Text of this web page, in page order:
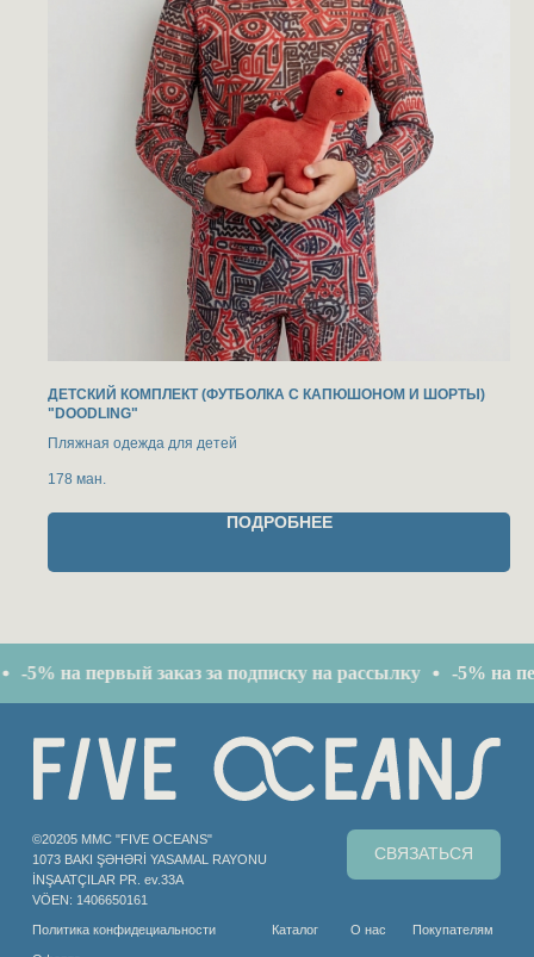
ДЕТСКИЙ КОМПЛЕКТ (ФУТБОЛКА С КАПЮШОНОМ И ШОРТЫ)
"DOODLING"
Пляжная одежда для детей
178 ман.
ПОДРОБНЕЕ
первый заказ за подписку на рассылку -5% на первый